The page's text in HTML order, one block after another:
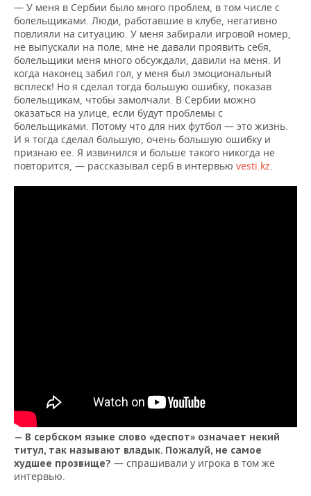
— У меня в Сербии было много проблем, в том числе с
болельщиками. Люди, работавшие в клубе, негативно
повлияли на ситуацию. У меня забирали игровой номер,
не выпускали на поле, мне не давали проявить себя,
болельщики меня много обсуждали, давили на меня. И
когда наконец забил гол, у меня был эмоциональный
всплеск! Но я сделал тогда большую ошибку, показав
болельщикам, чтобы замолчали. В Сербии можно
оказаться на улице, если будут проблемы с
болельщиками. Потому что для них футбол — это жизнь.
И я тогда сделал большую, очень большую ошибку и
признаю ее. Я извинился и больше такого никогда не
повторится, — рассказывал серб в интервью vesti.kz.
— В сербском языке слово «деспот» означает некий
титул, так называют владык. Пожалуй, не самое
худшее прозвище? — спрашивали у игрока в том же
интервью.